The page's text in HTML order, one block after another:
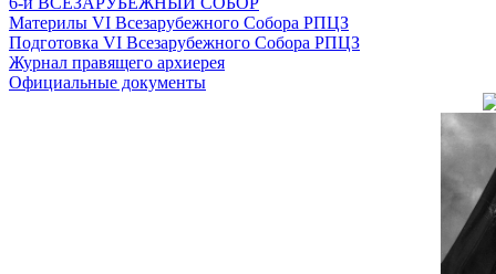
Материлы VI Всезарубежного Собора РПЦЗ
Подготовка VI Всезарубежного Собора РПЦЗ
Журнал правящего архиерея
Официальные документы